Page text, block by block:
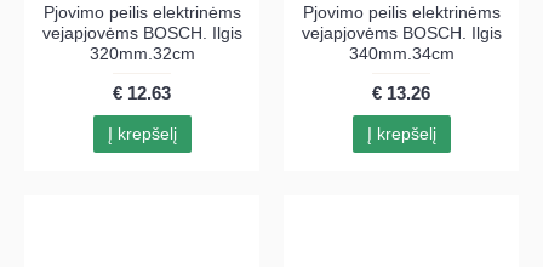
Pjovimo peilis elektrinėms
vejapjovėms BOSCH. Ilgis
320mm.32cm
€ 12.63
Į krepšelį
Pjovimo peilis elektrinėms
vejapjovėms BOSCH. Ilgis
340mm.34cm
€ 13.26
Į krepšelį